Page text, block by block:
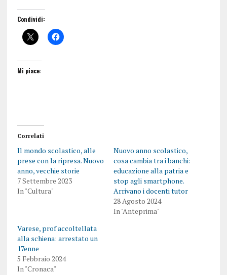
Condividi:
Mi piace:
Correlati
Il mondo scolastico, alle
prese con la ripresa. Nuovo
anno, vecchie storie
7 Settembre 2023
In "Cultura"
Nuovo anno scolastico,
cosa cambia tra i banchi:
educazione alla patria e
stop agli smartphone.
Arrivano i docenti tutor
28 Agosto 2024
In "Anteprima"
Varese, prof accoltellata
alla schiena: arrestato un
17enne
5 Febbraio 2024
In "Cronaca"